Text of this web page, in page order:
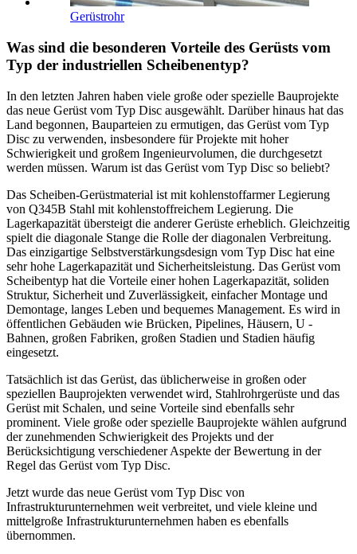
Gerüstrohr
Was sind die besonderen Vorteile des Gerüsts vom
Typ der industriellen Scheibenentyp?
In den letzten Jahren haben viele große oder spezielle Bauprojekte
das neue Gerüst vom Typ Disc ausgewählt. Darüber hinaus hat das
Land begonnen, Bauparteien zu ermutigen, das Gerüst vom Typ
Disc zu verwenden, insbesondere für Projekte mit hoher
Schwierigkeit und großem Ingenieurvolumen, die durchgesetzt
werden müssen. Warum ist das Gerüst vom Typ Disc so beliebt?
Das Scheiben-Gerüstmaterial ist mit kohlenstoffarmer Legierung
von Q345B Stahl mit kohlenstoffreichem Legierung. Die
Lagerkapazität übersteigt die anderer Gerüste erheblich. Gleichzeitig
spielt die diagonale Stange die Rolle der diagonalen Verbreitung.
Das einzigartige Selbstverstärkungsdesign vom Typ Disc hat eine
sehr hohe Lagerkapazität und Sicherheitsleistung. Das Gerüst vom
Scheibentyp hat die Vorteile einer hohen Lagerkapazität, soliden
Struktur, Sicherheit und Zuverlässigkeit, einfacher Montage und
Demontage, langes Leben und bequemes Management. Es wird in
öffentlichen Gebäuden wie Brücken, Pipelines, Häusern, U -
Bahnen, großen Fabriken, großen Stadien und Stadien häufig
eingesetzt.
Tatsächlich ist das Gerüst, das üblicherweise in großen oder
speziellen Bauprojekten verwendet wird, Stahlrohrgerüste und das
Gerüst mit Schalen, und seine Vorteile sind ebenfalls sehr
prominent. Viele große oder spezielle Bauprojekte wählen aufgrund
der zunehmenden Schwierigkeit des Projekts und der
Berücksichtigung verschiedener Aspekte der Bewertung in der
Regel das Gerüst vom Typ Disc.
Jetzt wurde das neue Gerüst vom Typ Disc von
Infrastrukturunternehmen weit verbreitet, und viele kleine und
mittelgroße Infrastrukturunternehmen haben es ebenfalls
übernommen.